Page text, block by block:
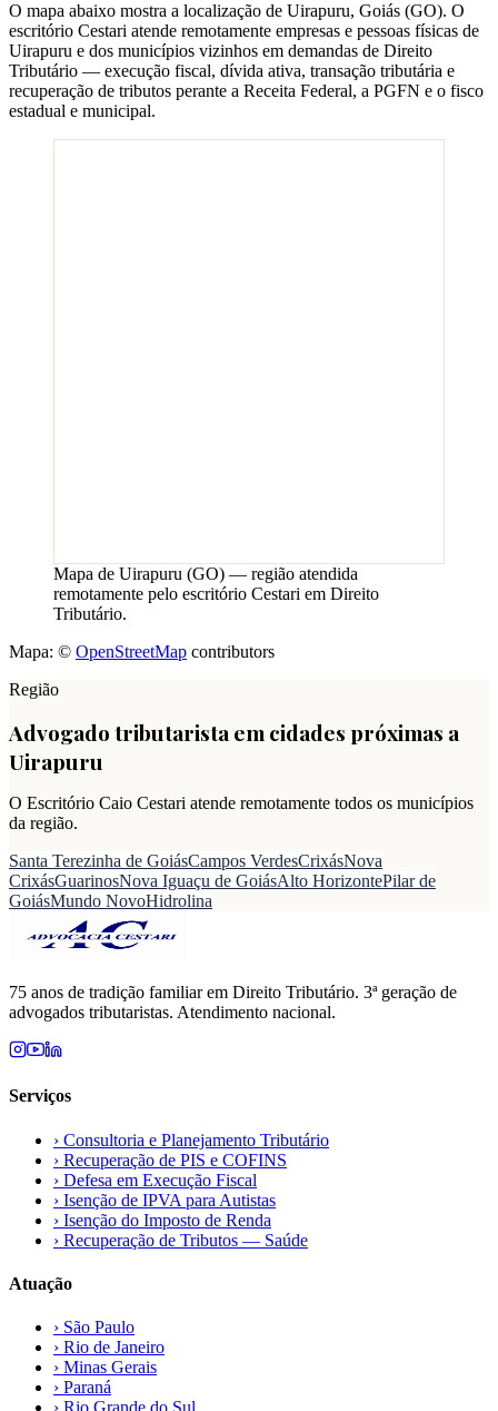
O mapa abaixo mostra a localização de Uirapuru, Goiás (GO). O
escritório Cestari atende remotamente empresas e pessoas físicas de
Uirapuru e dos municípios vizinhos em demandas de Direito
Tributário — execução fiscal, dívida ativa, transação tributária e
recuperação de tributos perante a Receita Federal, a PGFN e o fisco
estadual e municipal.
Mapa de Uirapuru (GO) — região atendida
remotamente pelo escritório Cestari em Direito
Tributário.
Mapa: © OpenStreetMap contributors
Região
Advogado tributarista em cidades próximas a
Uirapuru
O Escritório Caio Cestari atende remotamente todos os municípios
da região.
Santa Terezinha de GoiásCampos VerdesCrixásNova
CrixásGuarinosNova Iguaçu de GoiásAlto HorizontePilar de
GoiásMundo NovoHidrolina
75 anos de tradição familiar em Direito Tributário. 3ª geração de
advogados tributaristas. Atendimento nacional.
Serviços
› Consultoria e Planejamento Tributário
› Recuperação de PIS e COFINS
› Defesa em Execução Fiscal
› Isenção de IPVA para Autistas
› Isenção do Imposto de Renda
› Recuperação de Tributos — Saúde
Atuação
› São Paulo
› Rio de Janeiro
› Minas Gerais
› Paraná
› Rio Grande do Sul